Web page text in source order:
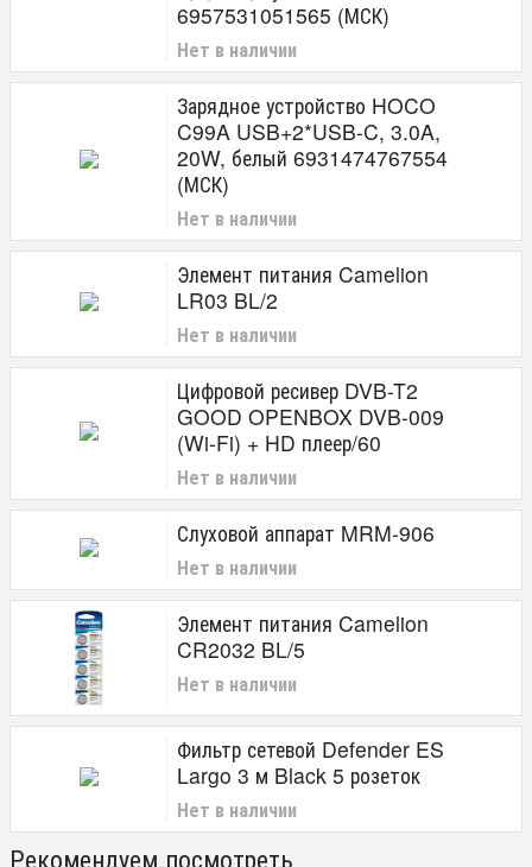
6957531051565 (МСК)
Нет в наличии
Зарядное устройство HOCO
C99A USB+2*USB-C, 3.0A,
20W, белый 6931474767554
(МСК)
Нет в наличии
Элемент питания Camelion
LR03 BL/2
Нет в наличии
Цифровой ресивер DVB-T2
GOOD OPENBOX DVB-009
(Wi-Fi) + HD плеер/60
Нет в наличии
Слуховой аппарат MRM-906
Нет в наличии
Элемент питания Camelion
CR2032 BL/5
Нет в наличии
Фильтр сетевой Defender ES
Largo 3 м Black 5 розеток
Нет в наличии
Рекомендуем посмотреть